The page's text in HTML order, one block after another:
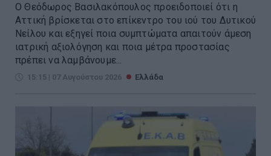
Ο Θεόδωρος Βασιλακόπουλος προειδοποιεί ότι η
Αττική βρίσκεται στο επίκεντρο του ιού του Δυτικού
Νείλου και εξηγεί ποια συμπτώματα απαιτούν άμεση
ιατρική αξιολόγηση και ποια μέτρα προστασίας
πρέπει να λαμβάνουμε...
15:15 | 07 Αυγούστου 2026 Ελλάδα